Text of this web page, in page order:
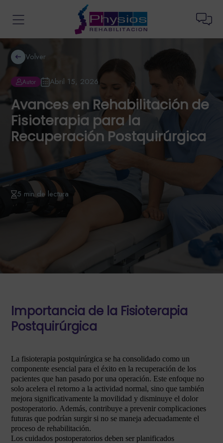
Volver
Autor Abril 15, 2026
Avances en Rehabilitación de
Fisioterapia para la
Recuperación Postquirúrgica
5 min de lectura
Importancia de la Fisioterapia
Postquirúrgica
La fisioterapia postquirúrgica se ha consolidado como un
componente esencial para el éxito en la recuperación de los
pacientes que han pasado por una operación. Este enfoque no
solo acelera el retorno a la actividad normal, sino que también
mejora significativamente la movilidad y disminuye el dolor
postoperatorio. Además, contribuye a prevenir complicaciones
futuras que podrían surgir si no se maneja adecuadamente el
proceso de rehabilitación.
Los cuidados postoperatorios deben ser planificados